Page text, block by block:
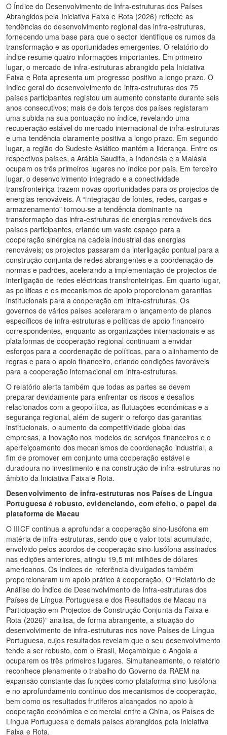
O Índice do Desenvolvimento de Infra-estruturas dos Países
Abrangidos pela Iniciativa Faixa e Rota (2026) reflecte as
tendências do desenvolvimento regional das infra-estruturas,
fornecendo uma base para que o sector identifique os rumos da
transformação e as oportunidades emergentes. O relatório do
índice resume quatro informações importantes. Em primeiro
lugar, o mercado de infra-estruturas abrangido pela Iniciativa
Faixa e Rota apresenta um progresso positivo a longo prazo. O
índice geral do desenvolvimento de infra-estruturas dos 75
países participantes registou um aumento constante durante seis
anos consecutivos; mais de dois terços dos países registaram
uma subida na sua pontuação no índice, revelando uma
recuperação estável do mercado internacional de infra-estruturas
e uma tendência claramente positiva a longo prazo. Em segundo
lugar, a região do Sudeste Asiático mantém a liderança. Entre os
respectivos países, a Arábia Saudita, a Indonésia e a Malásia
ocupam os três primeiros lugares no índice por país. Em terceiro
lugar, o desenvolvimento integrado e a conectividade
transfronteiriça trazem novas oportunidades para os projectos de
energias renováveis. A “integração de fontes, redes, cargas e
armazenamento” tornou-se a tendência dominante na
transformação das infra-estruturas de energias renováveis dos
países participantes, criando um vasto espaço para a
cooperação sinérgica na cadeia industrial das energias
renováveis; os projectos passaram da interligação pontual para a
construção conjunta de redes abrangentes e a coordenação de
normas e padrões, acelerando a implementação de projectos de
interligação de redes eléctricas transfronteiriças. Em quarto lugar,
as políticas e os mecanismos de apoio proporcionam garantias
institucionais para a cooperação em infra-estruturas. Os
governos de vários países aceleraram o lançamento de planos
específicos de infra-estruturas e políticas de apoio financeiro
correspondentes, enquanto as organizações internacionais e as
plataformas de cooperação regional continuam a envidar
esforços para a coordenação de políticas, para o alinhamento de
regras e para o apoio financeiro, criando condições favoráveis
para a cooperação internacional em infra-estruturas.
O relatório alerta também que todas as partes se devem
preparar devidamente para enfrentar os riscos e desafios
relacionados com a geopolítica, as flutuações económicas e a
segurança regional, além de sugerir o reforço das garantias
institucionais, o aumento da competitividade global das
empresas, a inovação nos modelos de serviços financeiros e o
aperfeiçoamento dos mecanismos de coordenação industrial, a
fim de promover em conjunto uma cooperação estável e
duradoura no investimento e na construção de infra-estruturas no
âmbito da Iniciativa Faixa e Rota.
Desenvolvimento de infra-estruturas nos Países de Língua
Portuguesa é robusto, evidenciando, com efeito, o papel da
plataforma de Macau
O IIICF continua a aprofundar a cooperação sino-lusófona em
matéria de infra-estruturas, sendo que o valor total acumulado,
envolvido pelos acordos de cooperação sino-lusófona assinados
nas edições anteriores, atingiu 19,5 mil milhões de dólares
americanos. Os índices de referência divulgados também
proporcionaram um apoio prático à cooperação. O “Relatório de
Análise do Índice de Desenvolvimento de Infra-estruturas dos
Países de Língua Portuguesa e dos Resultados de Macau na
Participação em Projectos de Construção Conjunta da Faixa e
Rota (2026)” analisa, de forma abrangente, a situação do
desenvolvimento de infra-estruturas nos nove Países de Língua
Portuguesa, cujos resultados revelam que o seu desenvolvimento
tende a ser robusto, com o Brasil, Moçambique e Angola a
ocuparem os três primeiros lugares. Simultaneamente, o relatório
reconhece plenamente o trabalho do Governo da RAEM na
expansão constante das funções como plataforma sino-lusófona
e no aprofundamento contínuo dos mecanismos de cooperação,
bem como os resultados frutíferos alcançados no apoio à
cooperação económica e comercial entre a China, os Países de
Língua Portuguesa e demais países abrangidos pela Iniciativa
Faixa e Rota.